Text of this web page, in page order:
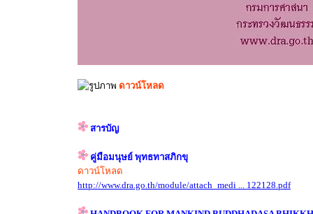
ดาวน์โหลด
สารบัญ
คู่มือมนุษย์ พุทธทาสภิกขุ
ดาวน์โหลด
http://www.dra.go.th/module/attach_medi ... 122128.pdf